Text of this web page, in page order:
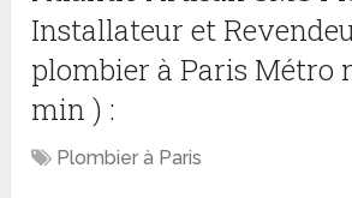
Installateur et
plombier à Paris Métro
min ) :
Plombier à Paris